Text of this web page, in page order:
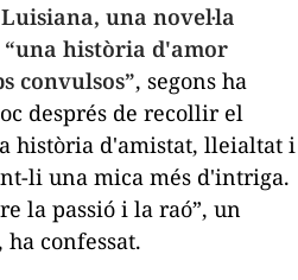
, una novel·la
història d'amor
convulsos”, segons ha
després de recollir el
història d'amistat, lleialtat i
li una mica més d'intriga.
la passió i la raó”, un
confessat.